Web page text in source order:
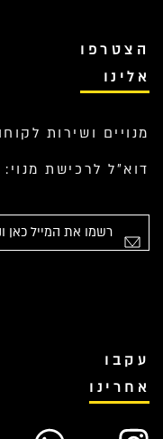
הצטרפו
אלינו
מנויים ושירות לקוחות: 058-
דוא”ל לרכישת מנוי:
עקבו
אחרינו